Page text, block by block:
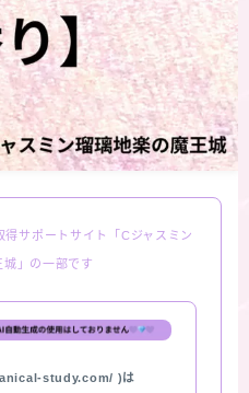
活動先リンク集
択クイズ (kindle出
サポートサイト「Cジャスミン
」の一部です
study.com/ )は